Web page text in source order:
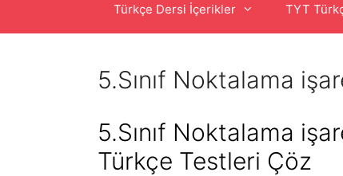
Türkçe Dersi İçerikler TYT
5.Sınıf Noktalama
5.Sınıf Noktalama
Türkçe Testleri Çöz